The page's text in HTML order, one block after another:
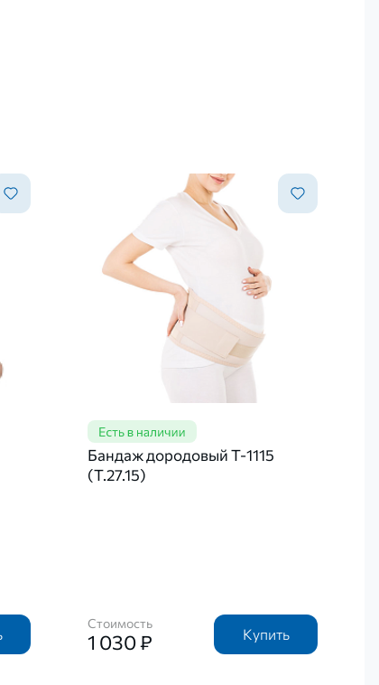
Бандаж дородовый Т-1115
(Т.27.15)
Стоимость
1 030 ₽ Купить